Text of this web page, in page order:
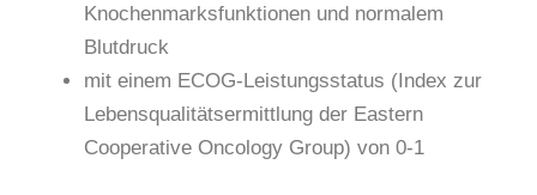
Knochenmarksfunktionen und normalem
Blutdruck
mit einem ECOG-Leistungsstatus (Index zur
Lebensqualitätsermittlung der Eastern
Cooperative Oncology Group) von 0-1